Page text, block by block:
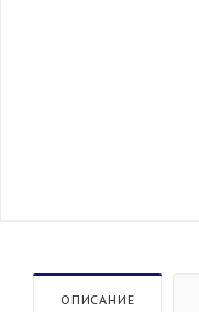
ОПИСАНИЕ